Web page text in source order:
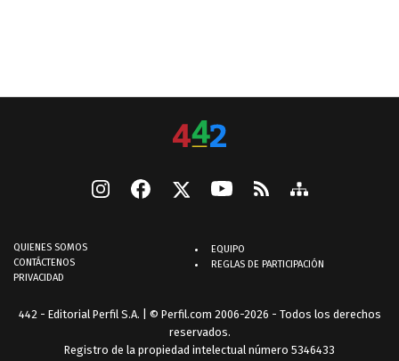
QUIENES SOMOS
CONTÁCTENOS
PRIVACIDAD
EQUIPO
REGLAS DE PARTICIPACIÓN
442 - Editorial Perfil S.A. | © Perfil.com 2006-2026 - Todos los derechos
reservados.
Registro de la propiedad intelectual número 5346433